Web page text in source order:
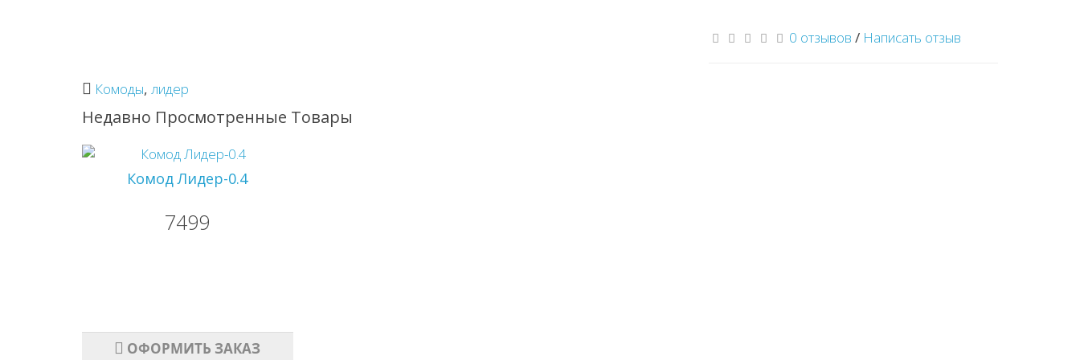
0 отзывов / Написать отзыв
Комоды, лидер
Недавно Просмотренные Товары
Комод Лидер-0.4
7499
ОФОРМИТЬ ЗАКАЗ